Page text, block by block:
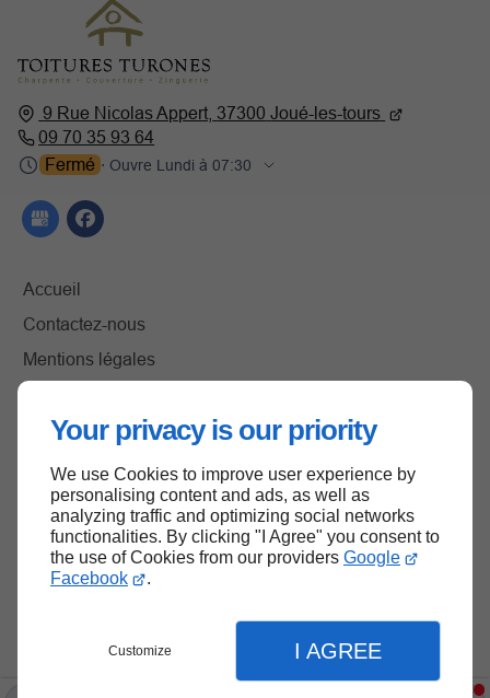
Your privacy is our priority
We use Cookies to improve user experience by
personalising content and ads, as well as
analyzing traffic and optimizing social networks
functionalities. By clicking "I Agree" you consent to
the use of Cookies from our providers Google
Facebook
.
Customize I AGREE
9 Rue Nicolas Appert, 37300 Joué-les-tours
09 70 35 93 64
Fermé ⋅ Ouvre Lundi à 07:30
Accueil
Contactez-nous
Mentions légales
Haut de page